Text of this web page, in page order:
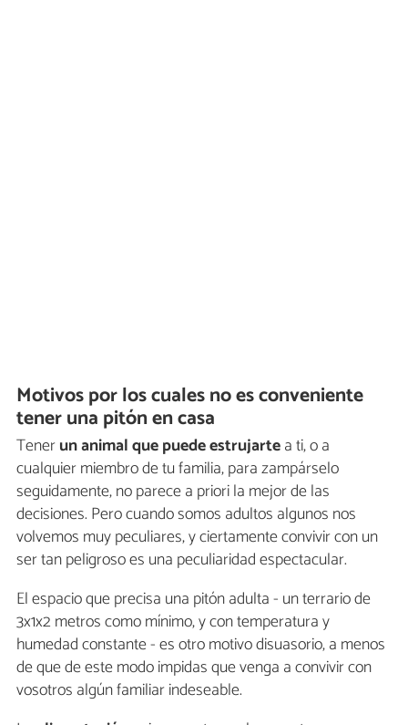
Motivos por los cuales no es conveniente
tener una pitón en casa
Tenerun animal que puede estrujartea ti, o a
cualquier miembro de tu familia, para zampárselo
seguidamente, no parece a priori la mejor de las
decisiones. Pero cuando somos adultos algunos nos
volvemos muy peculiares, y ciertamente convivir con un
ser tan peligroso es una peculiaridad espectacular.
El espacio que precisa una pitón adulta - un terrario de
3x1x2 metros como mínimo, y con temperatura y
humedad constante - es otro motivo disuasorio, a menos
de que de este modo impidas que venga a convivir con
vosotros algún familiar indeseable.